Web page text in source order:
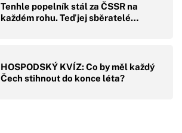
Tenhle popelník stál za ČSSR na
každém rohu. Teď jej sběratelé…
HOSPODSKÝ KVÍZ: Co by měl každý
Čech stihnout do konce léta?